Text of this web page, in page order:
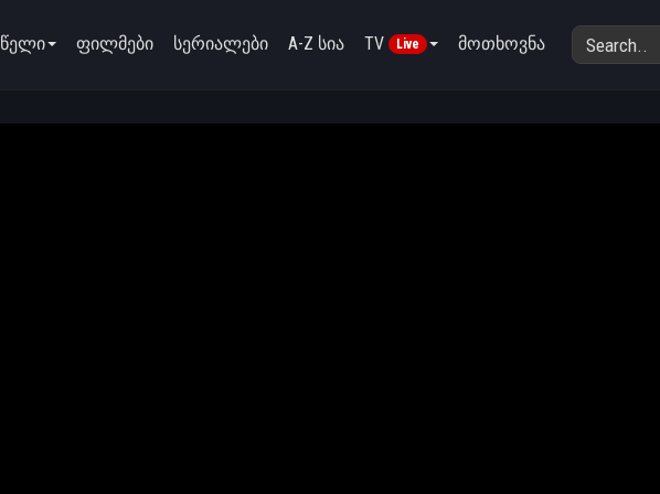
წელი ფილმები სერიალები A-Z სია TV Live მოთხოვნა